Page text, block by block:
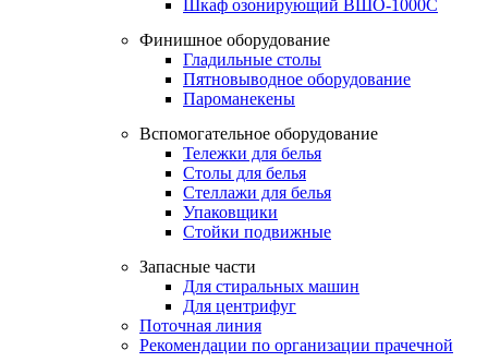
Шкаф озонирующий ВШО-1000С
Финишное оборудование
Гладильные столы
Пятновыводное оборудование
Пароманекены
Вспомогательное оборудование
Тележки для белья
Столы для белья
Стеллажи для белья
Упаковщики
Стойки подвижные
Запасные части
Для стиральных машин
Для центрифуг
Поточная линия
Рекомендации по организации прачечной